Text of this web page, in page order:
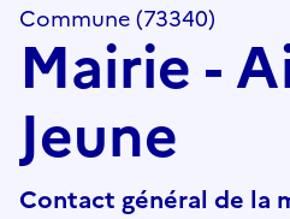
Commune (73340)
Mairie -
Jeune
Contact général de la